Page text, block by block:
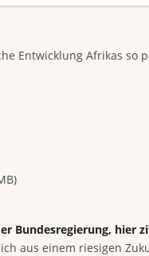
Entwicklung Afrikas so
Bundesregierung, hier
aus einem riesigen